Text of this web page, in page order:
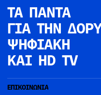
ΤΑ ΠΑΝΤΑ
ΓΙΑ ΤΗΝ
ΨΗΦΙΑΚΗ
ΚΑΙ HD TV
ΕΠΙΚΟΙΝΩΝΙΑ